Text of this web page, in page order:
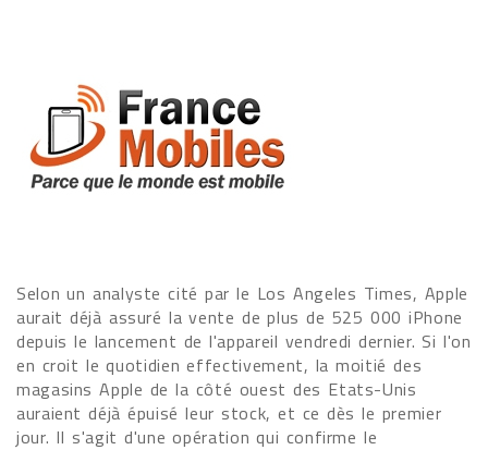
Selon un analyste cité par le Los Angeles Times, Apple
aurait déjà assuré la vente de plus de 525 000 iPhone
depuis le lancement de l'appareil vendredi dernier. Si l'on
en croit le quotidien effectivement, la moitié des
magasins Apple de la côté ouest des Etats-Unis
auraient déjà épuisé leur stock, et ce dès le premier
jour. Il s'agit d'une opération qui confirme le